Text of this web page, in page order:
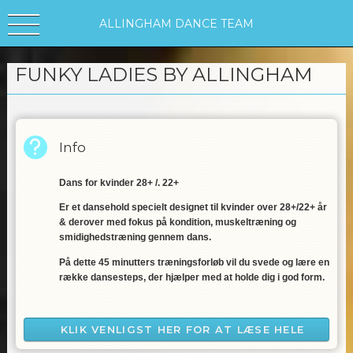
ALLINGHAM DANCE TEAM
FUNKY LADIES BY ALLINGHAM
Info
Dans for kvinder 28+ /. 22+
Er et dansehold specielt designet til kvinder over 28+/22+ år
& derover med fokus på kondition, muskeltræning og
smidighedstræning gennem dans.
På dette 45 minutters træningsforløb vil du svede og lære en
række dansesteps, der hjælper med at holde dig i god form.
tidligere har dyrket dans eller motion og ønsker at
genoptage aktiviteten.
KLIK VENLIGST HER FOR AT LÆSE HELE